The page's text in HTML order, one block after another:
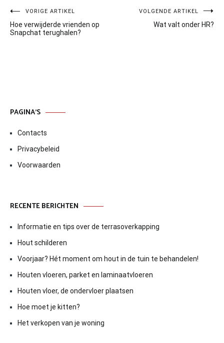
Bericht
navigatie
VORIGE ARTIKEL
Hoe verwijderde vrienden op
Snapchat terughalen?
VOLGENDE ARTIKEL
Wat valt onder HR?
PAGINA’S
Contacts
Privacybeleid
Voorwaarden
RECENTE BERICHTEN
Informatie en tips over de terrasoverkapping
Hout schilderen
Voorjaar? Hét moment om hout in de tuin te behandelen!
Houten vloeren, parket en laminaatvloeren
Houten vloer, de ondervloer plaatsen
Hoe moet je kitten?
Het verkopen van je woning